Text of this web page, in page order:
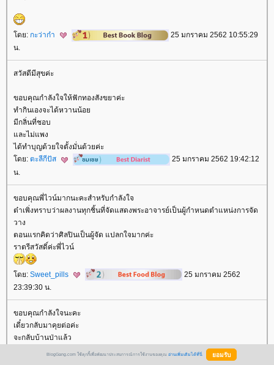
ดย: กะว่าก๋า
25 มกราคม 2562 10:55:29
น.
สวัสดีมีสุขค่ะ
ขอบคุณกำลังใจให้ฟักทองสังขยาค่ะ
ทำกินเองจะได้หวานน้อ
มีกลิ่นที่ชอบ
ละไม่แพง
ได้ทำบุญด้วยใจตั้งมั่นด้วยค่ะ
ดย: ตะลีกีปัส
25 มกราคม 2562 19:42:12
น.
ขอบคุณพี่ไวน์มากนะคะสำหรับกำลังใจ
ต๋าเพิ่งทราบว่าผลงานทุกชิ้นที่จัดแสดงพระอาจารย์เป็นผู้กำหนดตำแหน่งการจัด
วาง
ตอนแรกคิดว่าศิลปินเป็นผู้จัด แปลกใจมากค่ะ
ราตรีสวัสดิ์ค่ะพี่ไวน์
ดย: Sweet_pills
25 มกราคม 2562
23:39:30 น.
ขอบคุณกำลังใจนะคะ
เดี๋ยวกลับมาคุยต่อค่ะ
จะกลับบ้านป่าแล้ว
BlogGang.com ใช้คุกกี้เพื่อพัฒนาประสบการณ์การใช้งานของคุณ อ่านเพิ่มเติมได้ที่นี่